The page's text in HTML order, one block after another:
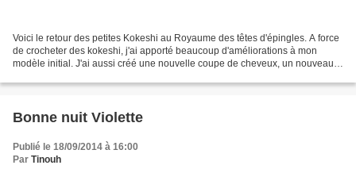
Voici le retour des petites Kokeshi au Royaume des têtes d'épingles. A force
de crocheter des kokeshi, j'ai apporté beaucoup d'améliorations à mon
modèle initial. J'ai aussi créé une nouvelle coupe de cheveux, un nouveau
Bonne nuit Violette
Publié le 18/09/2014 à 16:00
Par Tinouh